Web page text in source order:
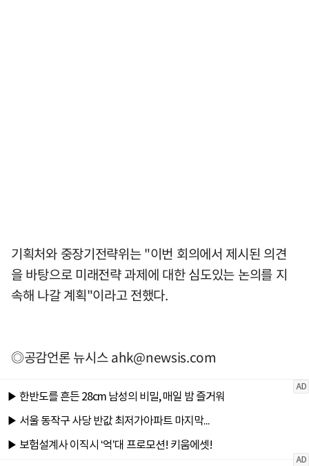
기획처와 중장기전략위는 "이번 회의에서 제시된 의견
을 바탕으로 미래전략 과제에 대한 심도있는 논의를 지
속해 나갈 계획"이라고 전했다.
◎공감언론 뉴시스ahk@newsis.com